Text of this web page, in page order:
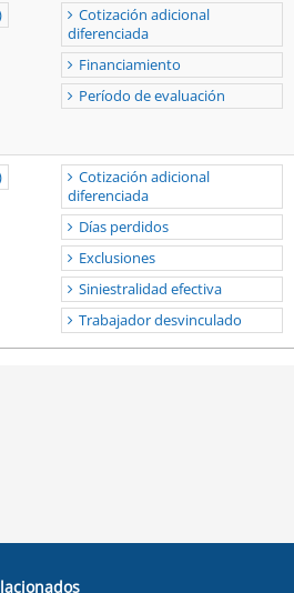
Cotización adicional
diferenciada
Financiamiento
Período de evaluación
Cotización adicional
diferenciada
Días perdidos
Exclusiones
Siniestralidad efectiva
Trabajador desvinculado